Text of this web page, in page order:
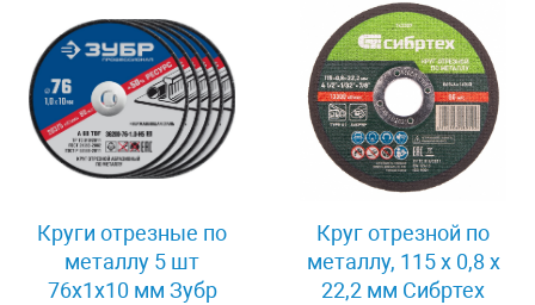
Круги отрезные по
металлу 5 шт
76x1x10 мм Зубр
Круг отрезной по
металлу, 115 х 0,8 х
22,2 мм Сибртех